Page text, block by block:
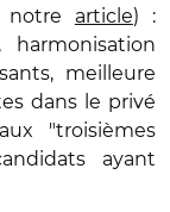
notre article) :
harmonisation
meilleure
dans le privé
"troisièmes
ayant